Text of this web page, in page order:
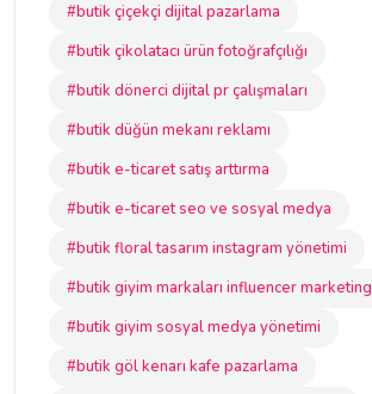
#butik çiçekçi dijital pazarlama
#butik çikolatacı ürün fotoğrafçılığı
#butik dönerci dijital pr çalışmaları
#butik düğün mekanı reklamı
#butik e-ticaret satış arttırma
#butik e-ticaret seo ve sosyal medya
#butik floral tasarım instagram yönetimi
#butik giyim markaları influencer marketing
#butik giyim sosyal medya yönetimi
#butik göl kenarı kafe pazarlama